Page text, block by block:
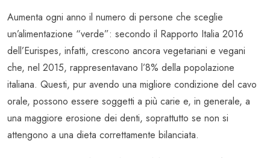
Aumenta ogni anno il numero di persone che sceglie
un’alimentazione “verde”: secondo il Rapporto Italia 2016
dell’Eurispes, infatti, crescono ancora vegetariani e vegani
che, nel 2015, rappresentavano l’8% della popolazione
italiana. Questi, pur avendo una migliore condizione del cavo
orale, possono essere soggetti a più carie e, in generale, a
una maggiore erosione dei denti, soprattutto se non si
attengono a una dieta correttamente bilanciata.